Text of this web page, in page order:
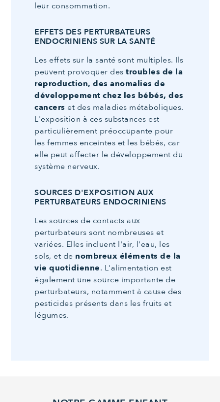
leur consommation.
EFFETS DES PERTURBATEURS
ENDOCRINIENS SUR LA SANTÉ
Les effets sur la santé sont multiples. Ils
peuvent provoquer destroubles de la
reproduction, des anomalies de
développement chez les bébés, des
cancers et des maladies métaboliques.
L'exposition à ces substances est
particulièrement préoccupante pour
les femmes enceintes et les bébés, car
elle peut affecter le développement du
système nerveux.
SOURCES D'EXPOSITION AUX
PERTURBATEURS ENDOCRINIENS
Les sources de contacts aux
perturbateurs sont nombreuses et
variées. Elles incluent l'air, l'eau, les
sols, et de nombreux éléments de la
vie quotidienne. L'alimentation est
également une source importante de
perturbateurs, notamment à cause des
pesticides présents dans les fruits et
légumes.